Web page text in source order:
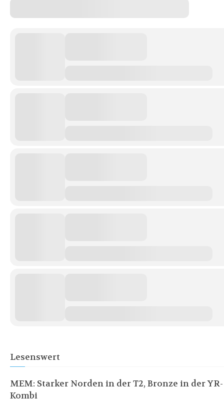
Lesenswert
MEM: Starker Norden in der T2, Bronze in der YR-
Kombi